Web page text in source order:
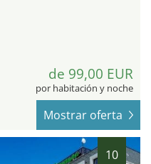
de 99,00 EUR
por habitación y noche
Mostrar oferta
10